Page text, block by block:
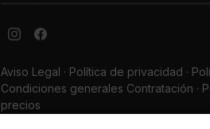
Aviso Legal · Política de privacidad ·
Condiciones generales Contratación ·
precios